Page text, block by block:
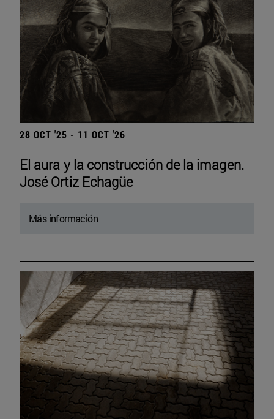
28 OCT '25 - 11 OCT '26
El aura y la construcción de la imagen.
José Ortiz Echagüe
Más información